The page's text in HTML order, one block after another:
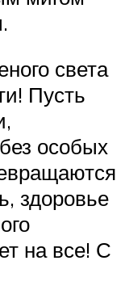
света
Пусть
особых
здоровье
на все! С